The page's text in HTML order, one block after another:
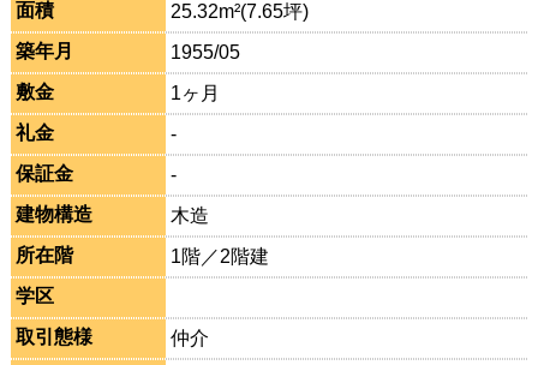
面積
25.32m²(7.65坪)
築年月
1955/05
敷金
1ヶ月
礼金
-
保証金
-
建物構造
木造
所在階
1階／2階建
学区
取引態様
仲介